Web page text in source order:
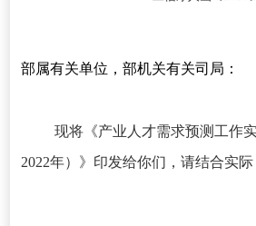
部属有关单位，部机关有关司局：
现将《产业人才需求预测工作
2022年）》印发给你们，请结合实